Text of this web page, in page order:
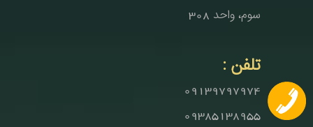
سوم، واحد 308
تلفن :
09139797974
09385138955